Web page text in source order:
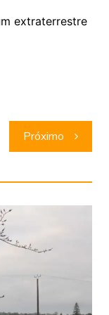
extraterrestre
Próximo